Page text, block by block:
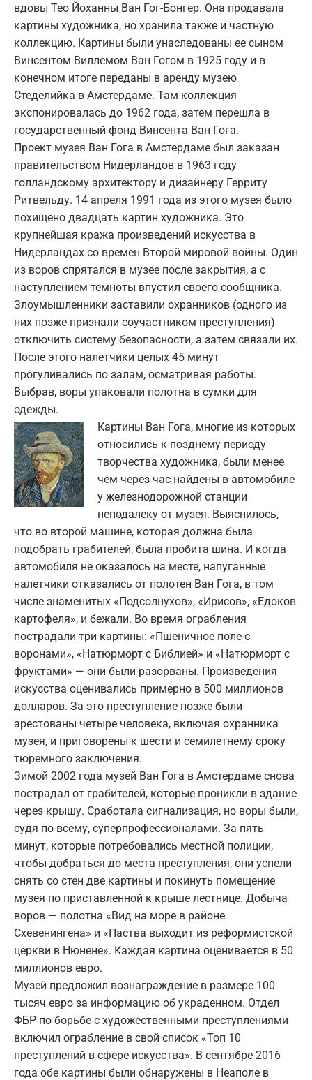
вдовы Тео Йоханны Ван Гог-Бонгер. Она продавала
картины художника, но хранила также и частную
коллекцию. Картины были унаследованы ее сыном
Винсентом Виллемом Ван Гогом в 1925 году и в
конечном итоге переданы в аренду музею
Стеделийка в Амстердаме. Там коллекция
экспонировалась до 1962 года, затем перешла в
государственный фонд Винсента Ван Гога.
Проект музея Ван Гога в Амстердаме был заказан
правительством Нидерландов в 1963 году
голландскому архитектору и дизайнеру Герриту
Ритвельду. 14 апреля 1991 года из этого музея было
похищено двадцать картин художника. Это
крупнейшая кража произведений искусства в
Нидерландах со времен Второй мировой войны. Один
из воров спрятался в музее после закрытия, а с
наступлением темноты впустил своего сообщника.
Злоумышленники заставили охранников (одного из
них позже признали соучастником преступления)
отключить систему безопасности, а затем связали их.
После этого налетчики целых 45 минут
прогуливались по залам, осматривая работы.
Выбрав, воры упаковали полотна в сумки для
одежды.
Картины Ван Гога, многие из которых
относились к позднему периоду
творчества художника, были менее
чем через час найдены в автомобиле
у железнодорожной станции
неподалеку от музея. Выяснилось,
что во второй машине, которая должна была
подобрать грабителей, была пробита шина. И когда
автомобиля не оказалось на месте, напуганные
налетчики отказались от полотен Ван Гога, в том
числе знаменитых «Подсолнухов», «Ирисов», «Едоков
картофеля», и бежали. Во время ограбления
пострадали три картины: «Пшеничное поле с
воронами», «Натюрморт с Библией» и «Натюрморт с
фруктами» — они были разорваны. Произведения
искусства оценивались примерно в 500 миллионов
долларов. За это преступление позже были
арестованы четыре человека, включая охранника
музея, и приговорены к шести и семилетнему сроку
тюремного заключения.
Зимой 2002 года музей Ван Гога в Амстердаме снова
пострадал от грабителей, которые проникли в здание
через крышу. Сработала сигнализация, но воры были,
судя по всему, суперпрофессионалами. За пять
минут, которые потребовались местной полиции,
чтобы добраться до места преступления, они успели
снять со стен две картины и покинуть помещение
музея по приставленной к крыше лестнице. Добыча
воров — полотна «Вид на море в районе
Схевенингена» и «Паства выходит из реформистской
церкви в Нюнене». Каждая картина оценивается в 50
миллионов евро.
Музей предложил вознаграждение в размере 100
тысяч евро за информацию об украденном. Отдел
ФБР по борьбе с художественными преступлениями
включил ограбление в свой список «Топ 10
преступлений в сфере искусства». В сентябре 2016
года обе картины были обнаружены в Неаполе в